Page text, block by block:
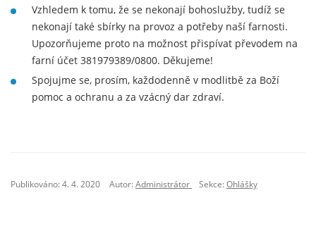
Vzhledem k tomu, že se nekonají bohoslužby, tudíž se
nekonají také sbírky na provoz a potřeby naší farnosti.
Upozorňujeme proto na možnost přispívat převodem na
farní účet 381979389/0800. Děkujeme!
Spojujme se, prosím, každodenně v modlitbě za Boží
pomoc a ochranu a za vzácný dar zdraví.
Publikováno: 4. 4. 2020 Autor:Administrátor Sekce:Ohlášky